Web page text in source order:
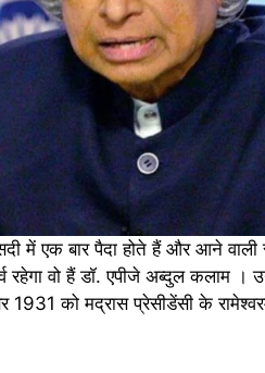
में एक बार पैदा होते हैं और आने
वो हैं डॉ. एपीजे अब्दुल कलाम ।
को मद्रास प्रेसीडेंसी के